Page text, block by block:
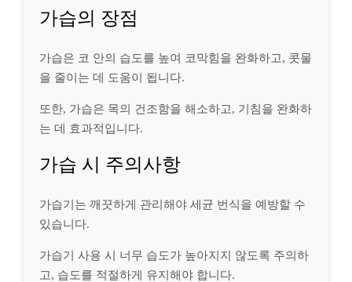
가습의 장점
가습은 코 안의 습도를 높여 코막힘을 완화하고, 콧물
을 줄이는 데 도움이 됩니다.
또한, 가습은 목의 건조함을 해소하고, 기침을 완화하
는 데 효과적입니다.
가습 시 주의사항
가습기는 깨끗하게 관리해야 세균 번식을 예방할 수
있습니다.
가습기 사용 시 너무 습도가 높아지지 않도록 주의하
고, 습도를 적절하게 유지해야 합니다.